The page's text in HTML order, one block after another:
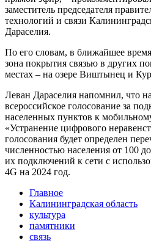
заместитель председателя
технологий и связи
Дараселия.
По его словам, в ближайшее
зона покрытия связью в других
местах – на озере Виштынец и
Леван Дараселия напомнил, что
всероссийское голосование за
населенных пунктов к
«Устранение цифрового
голосования будет определен
численностью населения от 100
их подключений к сети с
4G на 2024 год.
Главное
Калининградская область
культура
памятники
связь